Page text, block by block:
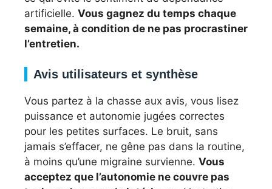
artificielle. Vous gagnez du temps chaque
semaine, à condition de ne pas procrastiner
l’entretien.
Avis utilisateurs et synthèse
Vous partez à la chasse aux avis, vous lisez
puissance et autonomie jugées correctes
pour les petites surfaces. Le bruit, sans
jamais s’effacer, ne gêne pas dans la routine,
à moins qu’une migraine survienne. Vous
acceptez que l’autonomie ne couvre pas